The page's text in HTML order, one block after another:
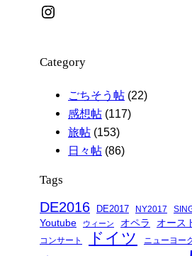
Instagram
Category
ごちそう帖 (22)
感想帖 (117)
旅帖 (153)
日々帖 (86)
Tags
DE2016 DE2017 NY2017
Youtube ウィーン オペラ オース
コンサート
ドイツ ニューヨー